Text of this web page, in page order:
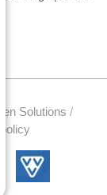
Solutions /